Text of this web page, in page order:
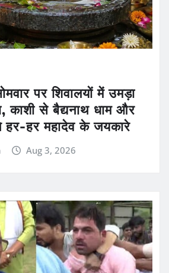
पर शिवालयों में उमड़ा
काशी से बैद्यनाथ धाम और
हर महादेव के जयकारे
Aug 3, 2026